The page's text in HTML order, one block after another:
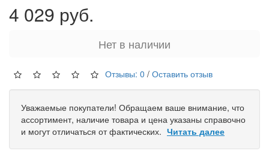
4 029 руб.
Нет в наличии
Отзывы: 0 / Оставить отзыв
Уважаемые покупатели! Обращаем ваше внимание, что
ассортимент, наличие товара и цена указаны справочно
и могут отличаться от фактических. Читать далее